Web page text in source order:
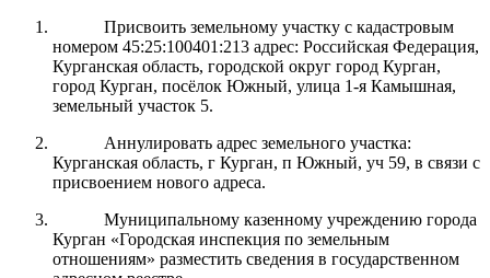
Присвоить земельному участку с кадастровым
номером 45:25:100401:213 адрес: Российская Федерация,
Курганская область, городской округ город Курган,
город Курган, посёлок Южный, улица 1-я Камышная,
земельный участок 5.
Аннулировать адрес земельного участка:
Курганская область, г Курган, п Южный, уч 59, в связи с
присвоением нового адреса.
Муниципальному казенному учреждению города
Курган «Городская инспекция по земельным
отношениям» разместить сведения в государственном